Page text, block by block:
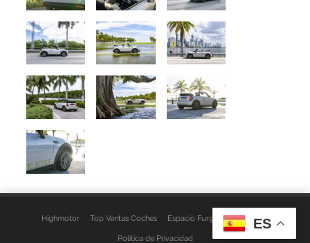
Highmotor Top Ventas Coches Espacio Furgo Aviso Legal
Política de Privacidad
ES